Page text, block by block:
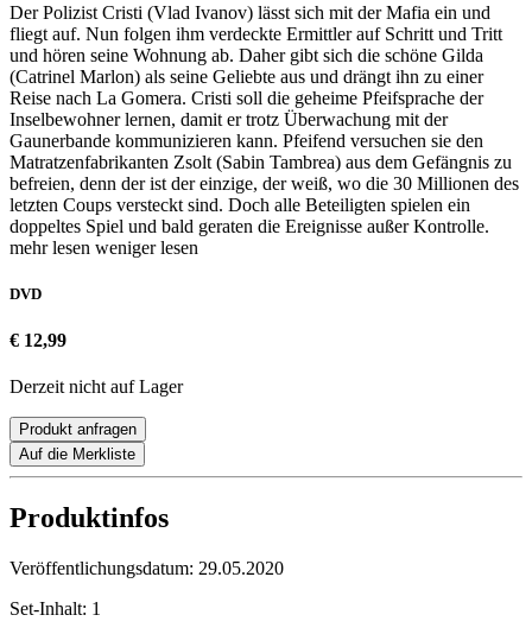
Der Polizist Cristi (Vlad Ivanov) lässt sich mit der Mafia ein und
fliegt auf. Nun folgen ihm verdeckte Ermittler auf Schritt und Tritt
und hören seine Wohnung ab. Daher gibt sich die schöne Gilda
(Catrinel Marlon) als seine Geliebte aus und drängt ihn zu einer
Reise nach La Gomera. Cristi soll die geheime Pfeifsprache der
Inselbewohner lernen, damit er trotz Überwachung mit der
Gaunerbande kommunizieren kann. Pfeifend versuchen sie den
Matratzenfabrikanten Zsolt (Sabin Tambrea) aus dem Gefängnis zu
befreien, denn der ist der einzige, der weiß, wo die 30 Millionen des
letzten Coups versteckt sind. Doch alle Beteiligten spielen ein
doppeltes Spiel und bald geraten die Ereignisse außer Kontrolle.
mehr lesen weniger lesen
DVD
€ 12,99
Derzeit nicht auf Lager
Produkt anfragen
Auf die Merkliste
Produktinfos
Veröffentlichungsdatum: 29.05.2020
Set-Inhalt: 1